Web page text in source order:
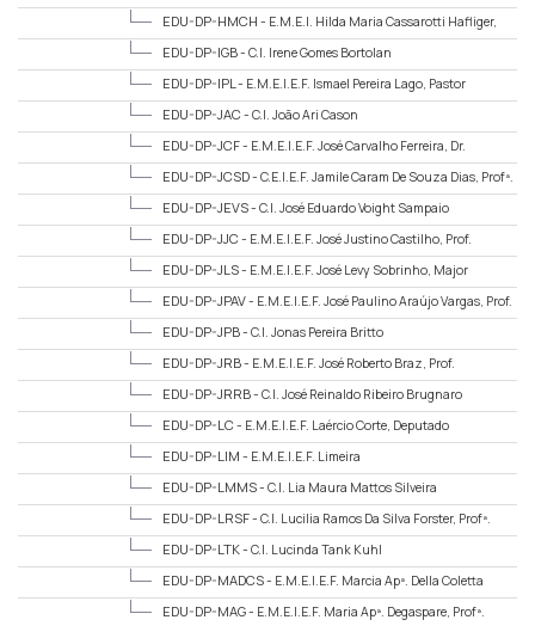
EDU-DP-HMCH - E.M.E.I. Hilda Maria Cassarotti Hafliger,
EDU-DP-IGB - C.I. Irene Gomes Bortolan
EDU-DP-IPL - E.M.E.I.E.F. Ismael Pereira Lago, Pastor
EDU-DP-JAC - C.I. João Ari Cason
EDU-DP-JCF - E.M.E.I.E.F. José Carvalho Ferreira, Dr.
EDU-DP-JCSD - C.E.I.E.F. Jamile Caram De Souza Dias, Profª.
EDU-DP-JEVS - C.I. José Eduardo Voight Sampaio
EDU-DP-JJC - E.M.E.I.E.F. José Justino Castilho, Prof.
EDU-DP-JLS - E.M.E.I.E.F. José Levy Sobrinho, Major
EDU-DP-JPAV - E.M.E.I.E.F. José Paulino Araújo Vargas, Prof.
EDU-DP-JPB - C.I. Jonas Pereira Britto
EDU-DP-JRB - E.M.E.I.E.F. José Roberto Braz, Prof.
EDU-DP-JRRB - C.I. José Reinaldo Ribeiro Brugnaro
EDU-DP-LC - E.M.E.I.E.F. Laércio Corte, Deputado
EDU-DP-LIM - E.M.E.I.E.F. Limeira
EDU-DP-LMMS - C.I. Lia Maura Mattos Silveira
EDU-DP-LRSF - C.I. Lucilia Ramos Da Silva Forster, Profª.
EDU-DP-LTK - C.I. Lucinda Tank Kuhl
EDU-DP-MADCS - E.M.E.I.E.F. Marcia Apª. Della Coletta
EDU-DP-MAG - E.M.E.I.E.F. Maria Apª. Degaspare, Profª.